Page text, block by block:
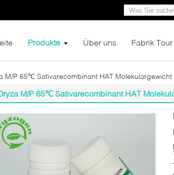
Produkte Über uns Fabrik Tour
M/P 65℃ Sativarecombinant HAT
M/P 65℃ Sativarecombinant HAT